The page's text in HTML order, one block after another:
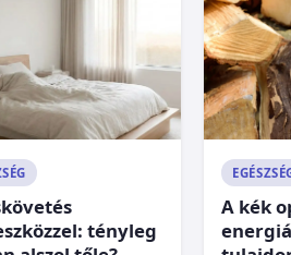
tényleg
A kék